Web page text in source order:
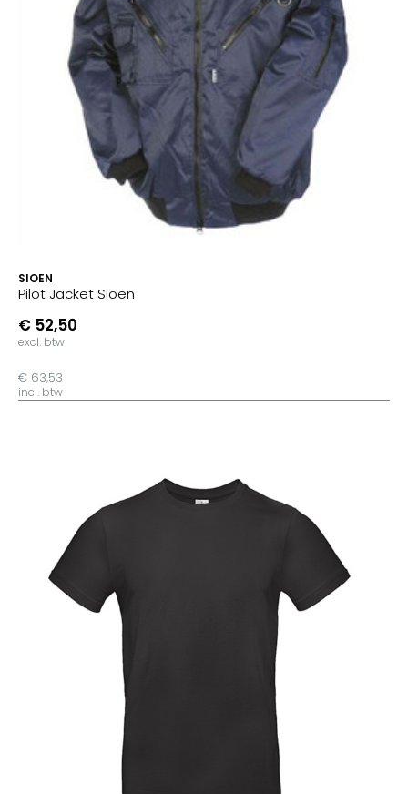
SIOEN
Pilot Jacket Sioen
€ 52,50
excl. btw
€ 63,53
incl. btw